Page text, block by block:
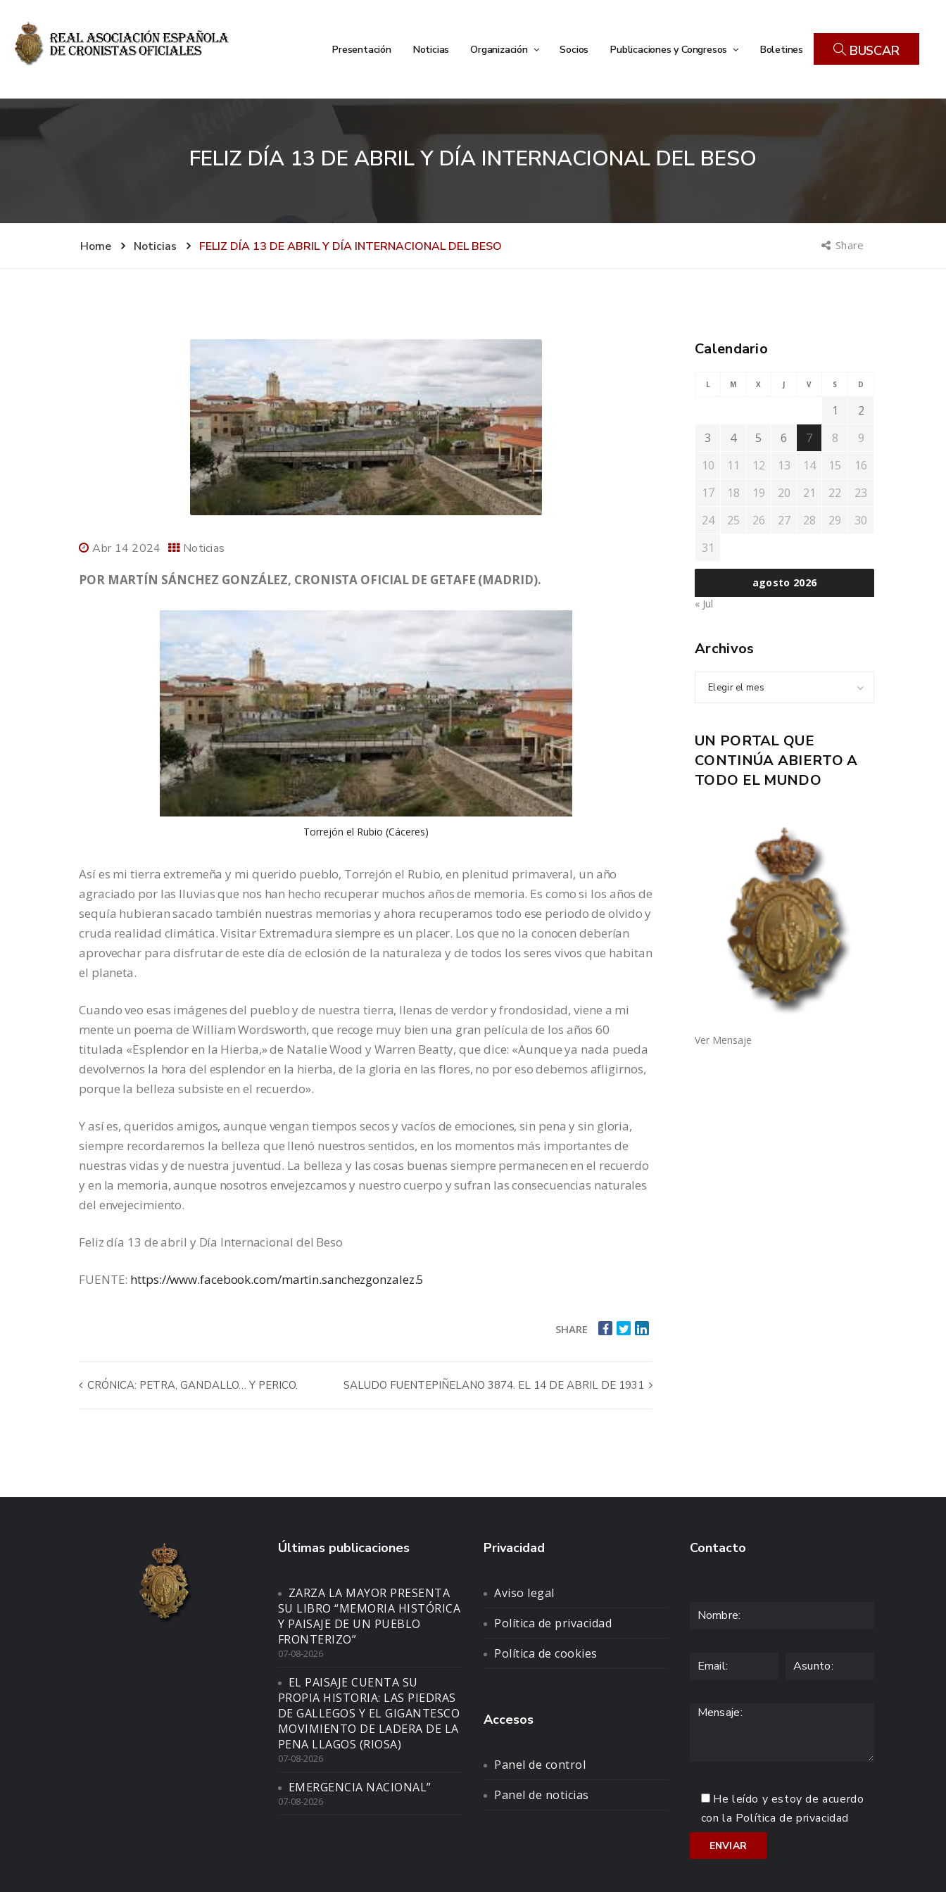
Presentación Noticias Organización Socios Publicaciones y Congresos Boletines BUSCAR
FELIZ DÍA 13 DE ABRIL Y DÍA INTERNACIONAL DEL BESO
Home Noticias FELIZ DÍA 13 DE ABRIL Y DÍA INTERNACIONAL DEL BESO Share
Abr 14 2024 Noticias
POR MARTÍN SÁNCHEZ GONZÁLEZ, CRONISTA OFICIAL DE GETAFE (MADRID).
Torrejón el Rubio (Cáceres)
Así es mi tierra extremeña y mi querido pueblo, Torrejón el Rubio, en plenitud primaveral, un año
agraciado por las lluvias que nos han hecho recuperar muchos años de memoria. Es como si los años de
sequía hubieran sacado también nuestras memorias y ahora recuperamos todo ese periodo de olvido y
cruda realidad climática. Visitar Extremadura siempre es un placer. Los que no la conocen deberían
aprovechar para disfrutar de este día de eclosión de la naturaleza y de todos los seres vivos que habitan
el planeta.
Cuando veo esas imágenes del pueblo y de nuestra tierra, llenas de verdor y frondosidad, viene a mi
mente un poema de William Wordsworth, que recoge muy bien una gran película de los años 60
titulada «Esplendor en la Hierba,» de Natalie Wood y Warren Beatty, que dice: «Aunque ya nada pueda
devolvernos la hora del esplendor en la hierba, de la gloria en las flores, no por eso debemos afligirnos,
porque la belleza subsiste en el recuerdo».
Y así es, queridos amigos, aunque vengan tiempos secos y vacíos de emociones, sin pena y sin gloria,
siempre recordaremos la belleza que llenó nuestros sentidos, en los momentos más importantes de
nuestras vidas y de nuestra juventud. La belleza y las cosas buenas siempre permanecen en el recuerdo
y en la memoria, aunque nosotros envejezcamos y nuestro cuerpo y sufran las consecuencias naturales
del envejecimiento.
Feliz día 13 de abril y Día Internacional del Beso
FUENTE: https://www.facebook.com/martin.sanchezgonzalez.5
SHARE
CRÓNICA: PETRA, GANDALLO… Y PERICO. SALUDO FUENTEPIÑELANO 3874. EL 14 DE ABRIL DE 1931
Calendario
agosto 2026
L M X J V S D
1
2
3
4 5 6 7 8
9
10
11 12 13 14 15
16
17
18 19 20 21 22
23
24
25 26 27 28 29
30
31
« Jul
Archivos
Elegir el mes
UN PORTAL QUE
CONTINÚA ABIERTO A
TODO EL MUNDO
Ver Mensaje
Últimas publicaciones
ZARZA LA MAYOR PRESENTA
SU LIBRO “MEMORIA HISTÓRICA
Y PAISAJE DE UN PUEBLO
FRONTERIZO”
07-08-2026
EL PAISAJE CUENTA SU
PROPIA HISTORIA: LAS PIEDRAS
DE GALLEGOS Y EL GIGANTESCO
MOVIMIENTO DE LADERA DE LA
PENA LLAGOS (RIOSA)
07-08-2026
EMERGENCIA NACIONAL”
07-08-2026
Privacidad
Aviso legal
Política de privacidad
Política de cookies
Accesos
Panel de control
Panel de noticias
Contacto
He leído y estoy de acuerdo
con la Política de privacidad